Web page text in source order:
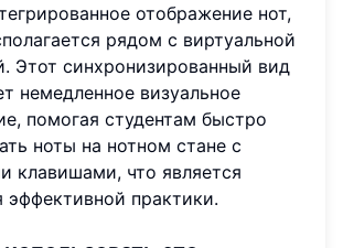
отображение нот,
рядом с виртуальной
Этот синхронизированный вид
немедленное визуальное
помогая студентам быстро
ноты на нотном стане с
клавишами, что является
эффективной практики.